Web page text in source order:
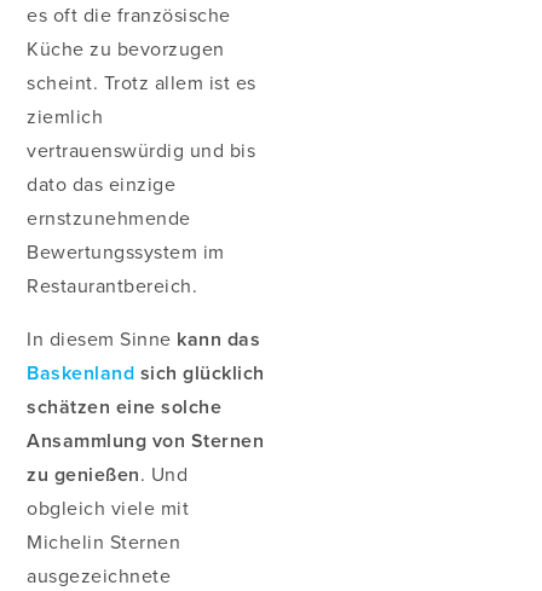
es oft die französische
Küche zu bevorzugen
scheint. Trotz allem ist es
ziemlich
vertrauenswürdig und bis
dato das einzige
ernstzunehmende
Bewertungssystem im
Restaurantbereich.
In diesem Sinne kann das
Baskenland sich glücklich
schätzen eine solche
Ansammlung von Sternen
zu genießen. Und
obgleich viele mit
Michelin Sternen
ausgezeichnete